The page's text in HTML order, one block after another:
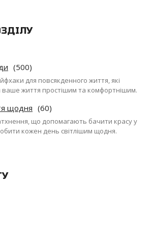
(500)
для повсякденного життя, які
життя простішим та комфортнішим.
щодня (60)
що допомагають бачити красу у
кожен день світлішим щодня.